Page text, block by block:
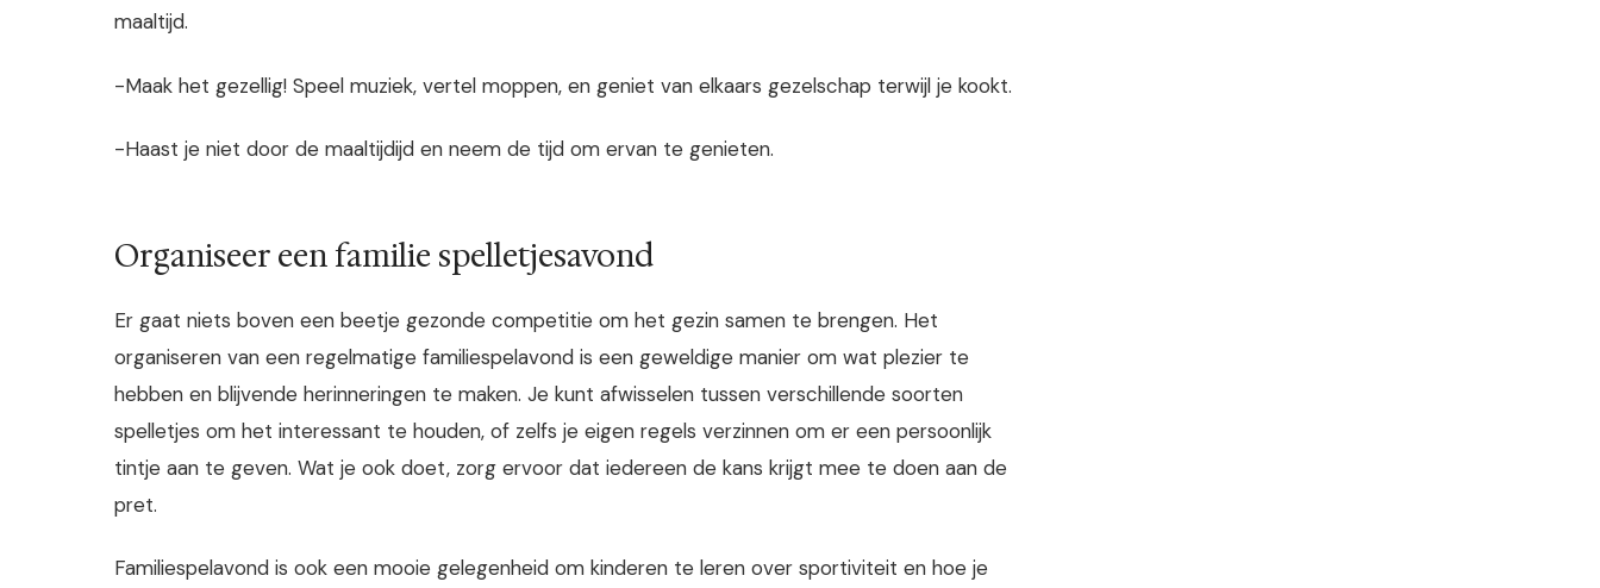
maaltijd.
-Maak het gezellig! Speel muziek, vertel moppen, en geniet van elkaars gezelschap terwijl je kookt.
-Haast je niet door de maaltijdijd en neem de tijd om ervan te genieten.
Organiseer een familie spelletjesavond
Er gaat niets boven een beetje gezonde competitie om het gezin samen te brengen. Het
organiseren van een regelmatige familiespelavond is een geweldige manier om wat plezier te
hebben en blijvende herinneringen te maken. Je kunt afwisselen tussen verschillende soorten
spelletjes om het interessant te houden, of zelfs je eigen regels verzinnen om er een persoonlijk
tintje aan te geven. Wat je ook doet, zorg ervoor dat iedereen de kans krijgt mee te doen aan de
pret.
Familiespelavond is ook een mooie gelegenheid om kinderen te leren over sportiviteit en hoe je